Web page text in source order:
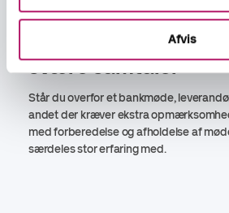
Afvis
Sparringspartner –
svære samtaler
Står du overfor et bankmøde,
andet der kræver ekstra
med forberedelse og afholdelse af
særdeles stor erfaring med.